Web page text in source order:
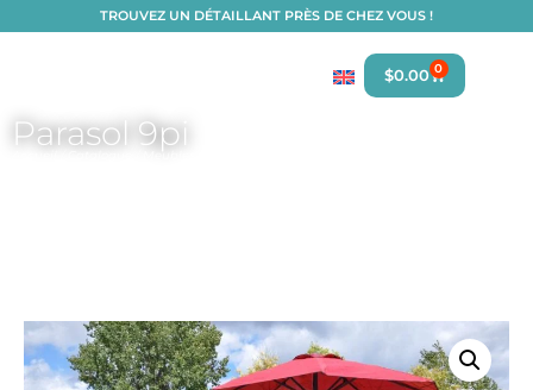
TROUVEZ UN DÉTAILLANT PRÈS DE CHEZ VOUS !
$0.00 0
Parasol 9pi
Meubles de jardin